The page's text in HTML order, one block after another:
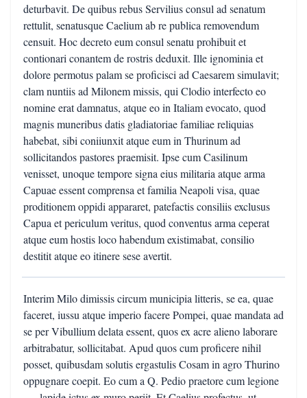
deturbavit. De quibus rebus Servilius consul ad senatum
rettulit, senatusque Caelium ab re publica removendum
censuit. Hoc decreto eum consul senatu prohibuit et
contionari conantem de rostris deduxit. Ille ignominia et
dolore permotus palam se proficisci ad Caesarem simulavit;
clam nuntiis ad Milonem missis, qui Clodio interfecto eo
nomine erat damnatus, atque eo in Italiam evocato, quod
magnis muneribus datis gladiatoriae familiae reliquias
habebat, sibi coniiunxit atque eum in Thurinum ad
sollicitandos pastores praemisit. Ipse cum Casilinum
venisset, unoque tempore signa eius militaria atque arma
Capuae essent comprensa et familia Neapoli visa, quae
proditionem oppidi appararet, patefactis consiliis exclusus
Capua et periculum veritus, quod conventus arma ceperat
atque eum hostis loco habendum existimabat, consilio
destitit atque eo itinere sese avertit.
Interim Milo dimissis circum municipia litteris, se ea, quae
faceret, iussu atque imperio facere Pompei, quae mandata ad
se per Vibullium delata essent, quos ex acre alieno laborare
arbitrabatur, sollicitabat. Apud quos cum proficere nihil
posset, quibusdam solutis ergastulis Cosam in agro Thurino
oppugnare coepit. Eo cum a Q. Pedio praetore cum legione